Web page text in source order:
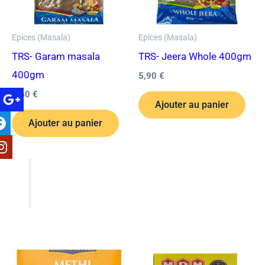
Epices (Masala)
TRS- Garam masala
400gm
4,60 €
Ajouter au panier
Epices (Masala)
TRS- Jeera Whole 400gm
5,90 €
Ajouter au panier